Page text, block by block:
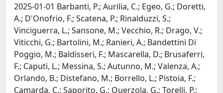
2025-01-01 Barbanti, P.; Aurilia, C.; Egeo, G.; Doretti,
A.; D'Onofrio, F.; Scatena, P.; Rinalduzzi, S.;
Vinciguerra, L.; Sansone, M.; Vecchio, R.; Drago, V.;
Viticchi, G.; Bartolini, M.; Ranieri, A.; Bandettini Di
Poggio, M.; Baldisseri, F.; Mascarella, D.; Brusaferri,
F.; Caputi, L.; Messina, S.; Autunno, M.; Valenza, A.;
Orlando, B.; Distefano, M.; Borrello, L.; Pistoia, F.;
Camarda, C.; Saporito, G.; Querzola, G.; Torelli, P.;